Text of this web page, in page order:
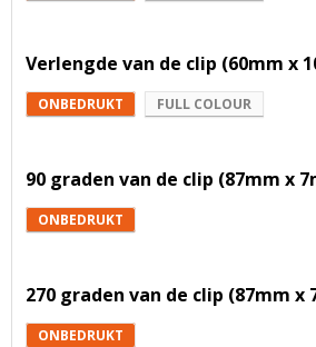
Verlengde van de clip (60mm x
ONBEDRUKT FULL COLOUR
90 graden van de clip (87mm x
ONBEDRUKT
270 graden van de clip (87mm x
ONBEDRUKT